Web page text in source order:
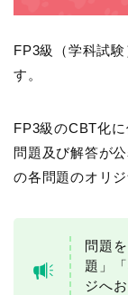
FP3級（学科試
す。
FP3級のCBT化
問題及び解答が
の各問題のオリ
問題
題」
ジへ